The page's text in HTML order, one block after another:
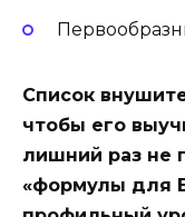
Список
чтобы его
лишний раз не
«формулы для